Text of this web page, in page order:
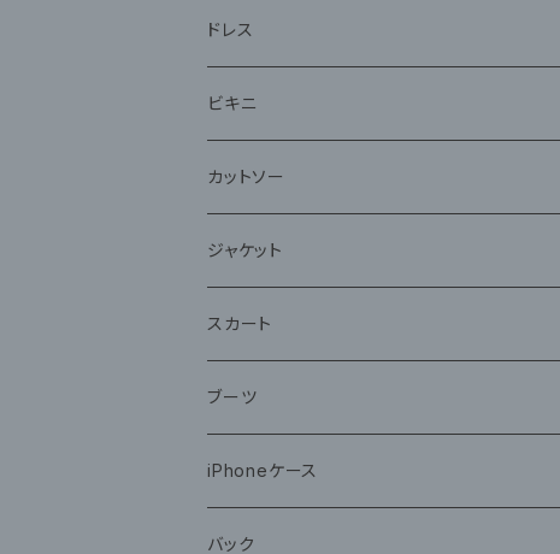
ドレス
ビキニ
カットソー
ジャケット
スカート
ブーツ
iPhoneケース
バック